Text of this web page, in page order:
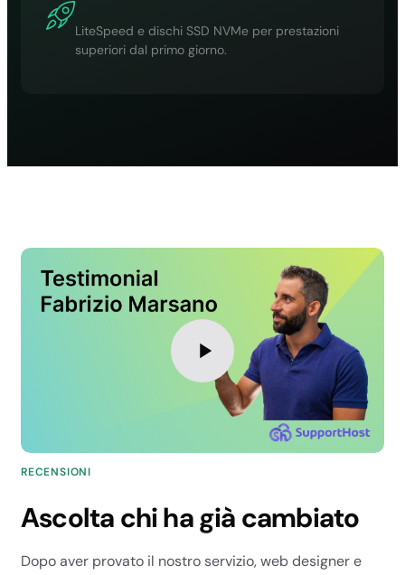
LiteSpeed e dischi SSD NVMe per prestazioni
superiori dal primo giorno.
RECENSIONI
Ascolta chi ha già cambiato
Dopo aver provato il nostro servizio, web designer e